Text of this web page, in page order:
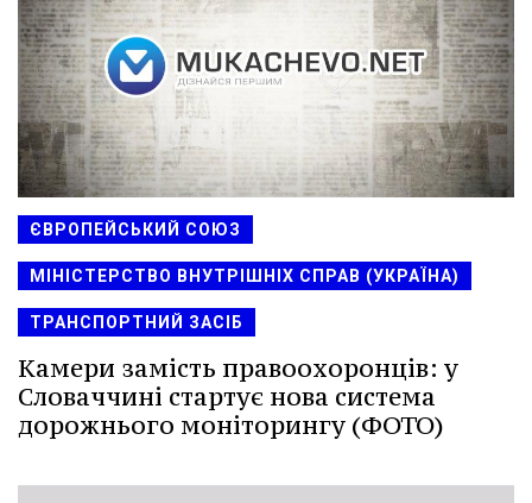
ЄВРОПЕЙСЬКИЙ СОЮЗ
МІНІСТЕРСТВО ВНУТРІШНІХ СПРАВ (УКРАЇНА)
ТРАНСПОРТНИЙ ЗАСІБ
Камери замість правоохоронців: у
Словаччині стартує нова система
дорожнього моніторингу (ФОТО)